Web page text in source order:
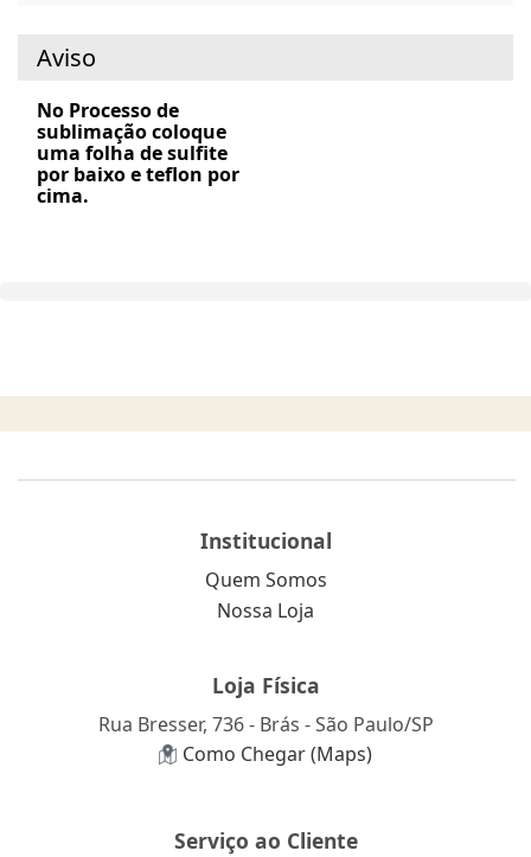
Aviso
No Processo de
sublimação coloque
uma folha de sulfite
por baixo e teflon por
cima.
Institucional
Quem Somos
Nossa Loja
Loja Física
Rua Bresser, 736 - Brás - São Paulo/SP
Como Chegar (Maps)
Serviço ao Cliente